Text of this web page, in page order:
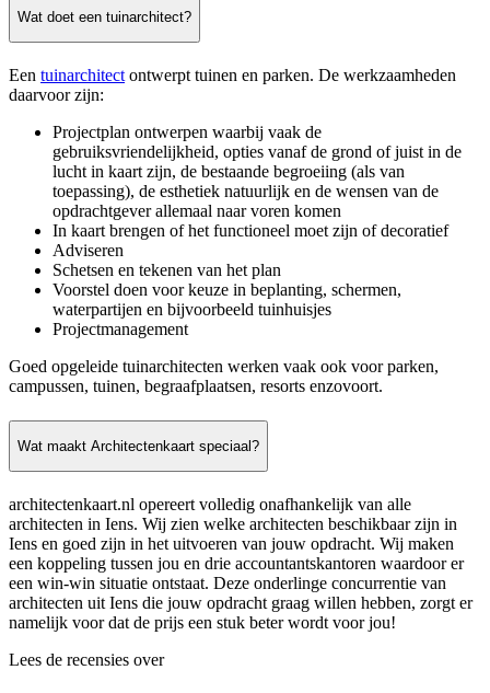
Wat doet een tuinarchitect?
Een tuinarchitect ontwerpt tuinen en parken. De werkzaamheden
daarvoor zijn:
Projectplan ontwerpen waarbij vaak de
gebruiksvriendelijkheid, opties vanaf de grond of juist in de
lucht in kaart zijn, de bestaande begroeiing (als van
toepassing), de esthetiek natuurlijk en de wensen van de
opdrachtgever allemaal naar voren komen
In kaart brengen of het functioneel moet zijn of decoratief
Adviseren
Schetsen en tekenen van het plan
Voorstel doen voor keuze in beplanting, schermen,
waterpartijen en bijvoorbeeld tuinhuisjes
Projectmanagement
Goed opgeleide tuinarchitecten werken vaak ook voor parken,
campussen, tuinen, begraafplaatsen, resorts enzovoort.
Wat maakt Architectenkaart speciaal?
architectenkaart.nl opereert volledig onafhankelijk van alle
architecten in Iens. Wij zien welke architecten beschikbaar zijn in
Iens en goed zijn in het uitvoeren van jouw opdracht. Wij maken
een koppeling tussen jou en drie accountantskantoren waardoor er
een win-win situatie ontstaat. Deze onderlinge concurrentie van
architecten uit Iens die jouw opdracht graag willen hebben, zorgt er
namelijk voor dat de prijs een stuk beter wordt voor jou!
Lees de recensies over